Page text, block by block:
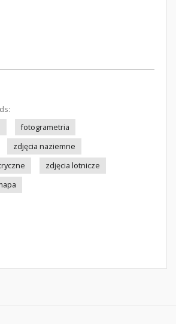
fotogrametria
zdjęcia naziemne
zdjęcia lotnicze